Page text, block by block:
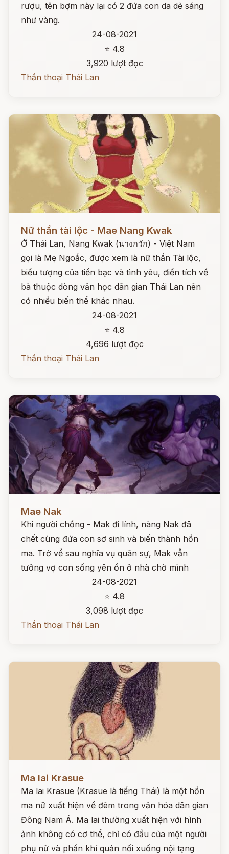
rượu, tên bợm này lại có 2 đứa con da dẻ sáng
như vàng.
24-08-2021
⭐ 4.8
3,920 lượt đọc
Thần thoại Thái Lan
Nữ thần tài lộc - Mae Nang Kwak
Ở Thái Lan, Nang Kwak (นางกวัก) - Việt Nam
gọi là Mẹ Ngoắc, được xem là nữ thần Tài lộc,
biểu tượng của tiền bạc và tình yêu, điển tích về
bà thuộc dòng văn học dân gian Thái Lan nên
có nhiều biến thể khác nhau.
24-08-2021
⭐ 4.8
4,696 lượt đọc
Thần thoại Thái Lan
Mae Nak
Khi người chồng - Mak đi lính, nàng Nak đã
chết cùng đứa con sơ sinh và biến thành hồn
ma. Trở về sau nghĩa vụ quân sự, Mak vẫn
tưởng vợ con sống yên ổn ở nhà chờ mình
24-08-2021
⭐ 4.8
3,098 lượt đọc
Thần thoại Thái Lan
Ma lai Krasue
Ma lai Krasue (Krasue là tiếng Thái) là một hồn
ma nữ xuất hiện về đêm trong văn hóa dân gian
Đông Nam Á. Ma lai thường xuất hiện với hình
ảnh không có cơ thể, chỉ có đầu của một người
phụ nữ và phần khí quản nối xuống nội tạng